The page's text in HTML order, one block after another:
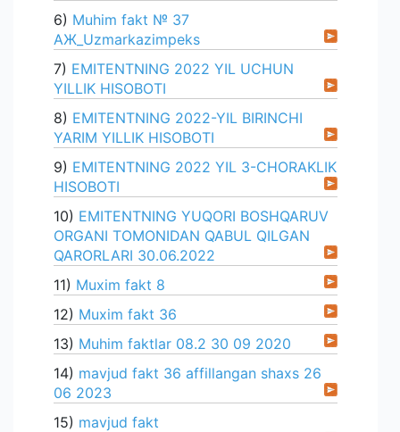
6) Muhim fakt № 37
AЖ_Uzmarkazimpeks
7) EMITENTNING 2022 YIL UCHUN
YILLIK HISOBOTI
8) EMITENTNING 2022-YIL BIRINCHI
YARIM YILLIK HISOBOTI
9) EMITENTNING 2022 YIL 3-CHORAKLIK
HISOBOTI
10) EMITENTNING YUQORI BOSHQARUV
ORGANI TOMONIDAN QABUL QILGAN
QARORLARI 30.06.2022
11) Muxim fakt 8
12) Muxim fakt 36
13) Muhim faktlar 08.2 30 09 2020
14) mavjud fakt 36 affillangan shaxs 26
06 2023
15) mavjud fakt